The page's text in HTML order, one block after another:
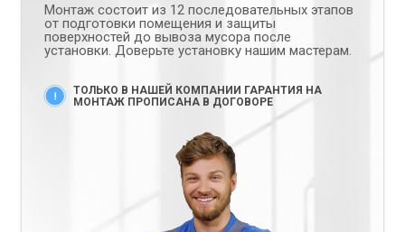
Монтаж состоит из 12 последовательных этапов
от подготовки помещения и защиты
поверхностей до вывоза мусора после
установки. Доверьте установку нашим мастерам.
ТОЛЬКО В НАШЕЙ КОМПАНИИ ГАРАНТИЯ НА
МОНТАЖ ПРОПИСАНА В ДОГОВОРЕ